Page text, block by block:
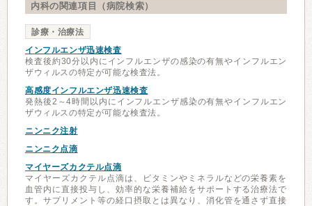
内科の関連項目（病院検索）
診療・治療法
インフルエンザ迅速検査
検査後約30分以内にインフルエンザの感染の有無やインフルエン
ザウィルスの特定が可能な検査法。
高感度インフルエンザ迅速検査
発熱後2～4時間以内にインフルエンザ感染の有無やインフルエン
ザウィルスの特定が可能な検査法。
ニンニク注射
ニンニク点滴
マイヤーズカクテル点滴
マイヤーズカクテル点滴は、ビタミンやミネラルなどの栄養素を
血管内に直接投与し、効率的な栄養補給をサポートする治療法で
す。サプリメント等の経口摂取とは異なり、消化管を通さず直接